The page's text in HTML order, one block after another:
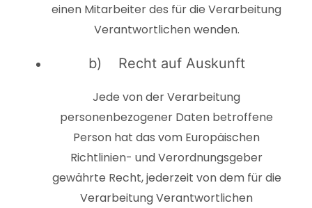
einen Mitarbeiter des für die Verarbeitung
Verantwortlichen wenden.
b) Recht auf Auskunft
Jede von der Verarbeitung
personenbezogener Daten betroffene
Person hat das vom Europäischen
Richtlinien- und Verordnungsgeber
gewährte Recht, jederzeit von dem für die
Verarbeitung Verantwortlichen